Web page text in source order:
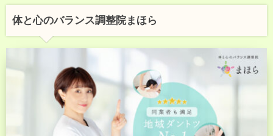
体と心のバランス調整院まほら